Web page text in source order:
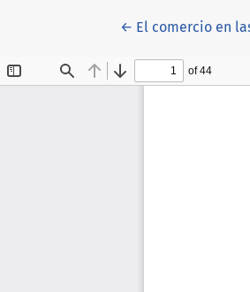
← Volver a los
El comercio en